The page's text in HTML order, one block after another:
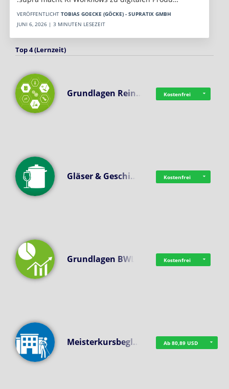
VERÖFFENTLICHT TOBIAS GOECKE (GÖCKE) - SUPRATIX GMBH
JUNI 6, 2026 | 3 MINUTEN LESEZEIT
Top 4 (Lernzeit)
Grundlagen Rein… Kostenfrei
Gläser & Geschi… Kostenfrei
Grundlagen BWL Kostenfrei
Meisterkursbegl… Ab 80,89 USD